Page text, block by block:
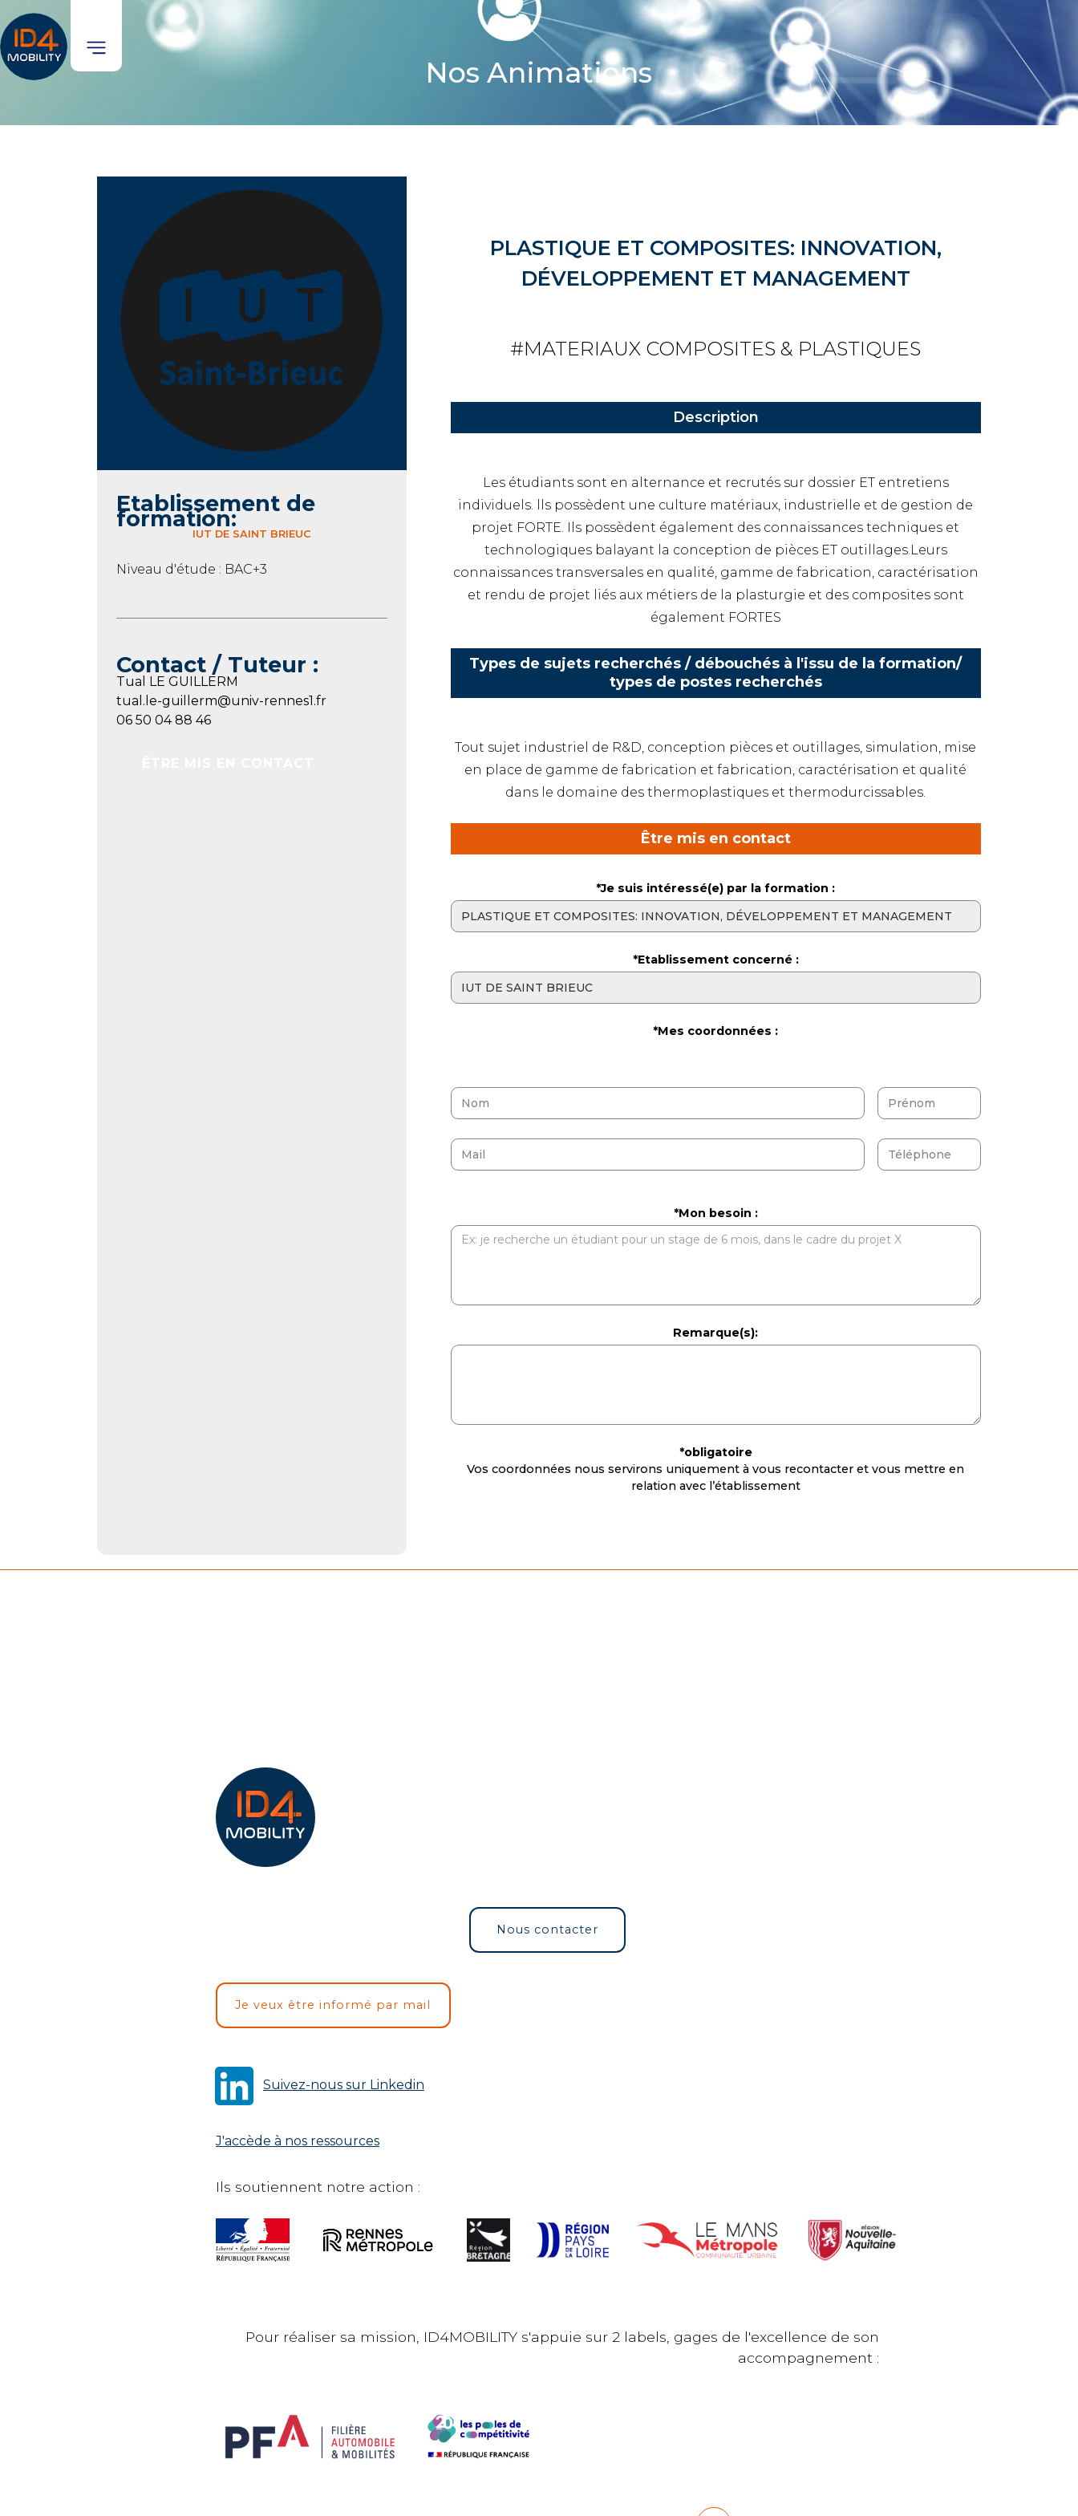
Nos Animations
Etablissement de
formation:
IUT DE SAINT BRIEUC
Niveau d'étude : BAC+3
Contact / Tuteur :
Tual LE GUILLERM
tual.le-guillerm@univ-rennes1.fr
06 50 04 88 46
PLASTIQUE ET COMPOSITES: INNOVATION,
DÉVELOPPEMENT ET MANAGEMENT
#MATERIAUX COMPOSITES & PLASTIQUES
Description
Les étudiants sont en alternance et recrutés sur dossier ET entretiens
individuels. lls possèdent une culture matériaux, industrielle et de gestion de
projet FORTE. Ils possèdent également des connaissances techniques et
technologiques balayant la conception de pièces ET outillages.Leurs
connaissances transversales en qualité, gamme de fabrication, caractérisation
et rendu de projet liés aux métiers de la plasturgie et des composites sont
également FORTES
Types de sujets recherchés / débouchés à l'issu de la formation/
types de postes recherchés
Tout sujet industriel de R&D, conception pièces et outillages, simulation, mise
en place de gamme de fabrication et fabrication, caractérisation et qualité
dans le domaine des thermoplastiques et thermodurcissables.
Être mis en contact
*Je suis intéressé(e) par la formation :
*Etablissement concerné :
*Mes coordonnées :
*Mon besoin :
Remarque(s):
*obligatoire
Vos coordonnées nous servirons uniquement à vous recontacter et vous mettre en
relation avec l’établissement
Nous contacter
Je veux être informé par mail
Suivez-nous sur Linkedin
J'accède à nos ressources
Ils soutiennent notre action :
Pour réaliser sa mission, ID4MOBILITY s'appuie sur 2 labels, gages de l'excellence de son
accompagnement :